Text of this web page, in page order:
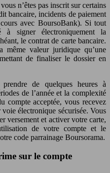
n’êtes pas inscrit sur certains
bancaire, incidents de paiement
avec BoursoBank). Si tout
signer électroniquement la
le contrat de carte bancaire.
même valeur juridique qu’une
de finaliser le dossier en
de quelques heures à
de l’année et la complexité
compte acceptée, vous recevez
électronique sécurisée. Vous
versement et activer votre carte,
de votre compte et le
code parrainage Boursorama.
sur le compte